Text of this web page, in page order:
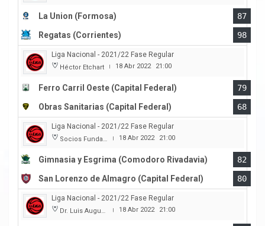
La Union (Formosa)
87
Regatas (Corrientes)
98
Liga Nacional - 2021/22 Fase Regular
Héctor Etchart | 18 Abr 2022 21:00
Ferro Carril Oeste (Capital Federal)
79
Obras Sanitarias (Capital Federal)
68
Liga Nacional - 2021/22 Fase Regular
Socios Fundadores | 18 Abr 2022 21:00
Gimnasia y Esgrima (Comodoro Rivadavia)
82
San Lorenzo de Almagro (Capital Federal)
80
Liga Nacional - 2021/22 Fase Regular
Dr. Luis Augusto Derna | 18 Abr 2022 21:00